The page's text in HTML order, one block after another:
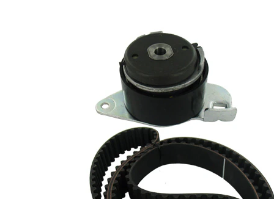
25,4
mm
Listă de piese de schimb
Nume articol
Număr
articol
Cantitate
intinzator,curea
1
ghidare/conducere,
curea distributie
SKF00535 1
Rola
ghidare/conducere,
curea distributie
SKF00536